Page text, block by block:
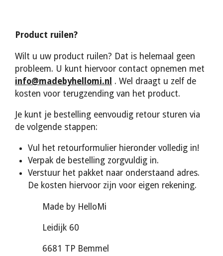
Product ruilen?
Wilt u uw product ruilen? Dat is helemaal geen
probleem. U kunt hiervoor contact opnemen met
info@madebyhellomi.nl . Wel draagt u zelf de
kosten voor terugzending van het product.
Je kunt je bestelling eenvoudig retour sturen via
de volgende stappen:
Vul het retourformulier hieronder volledig in!
Verpak de bestelling zorgvuldig in.
Verstuur het pakket naar onderstaand adres.
De kosten hiervoor zijn voor eigen rekening.
Made by HelloMi
Leidijk 60
6681 TP Bemmel